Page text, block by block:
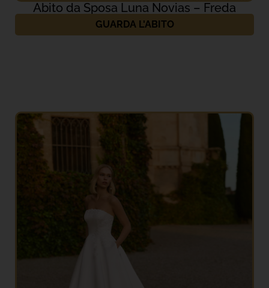
Abito da Sposa Luna Novias – Freda
GUARDA L'ABITO